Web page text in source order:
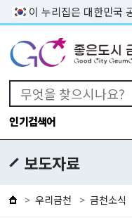
이 누리집은 대한민국
인기검색어
보도자료
우리금천 금천소식